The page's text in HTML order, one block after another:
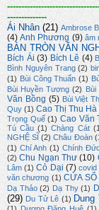
--------------
Ái Nhân (21) Ambrose
(4) Anh Phương (9) âm
BÀN TRÒN VĂN
Bích Ái (3) Bích Lê (4)
Bình Nguyên Trang (2)
(1) Bùi Công Thuấn (1)
Bùi Huyền Tương (2)
Văn Bồng (5) Bùi Việt
Quy (1) Cao Thị Thu Hà
Trọng Quế (1) Cao Văn
Tú Cầu (1) Chàng Cát
NGHỆ SĨ (2) Châu Đoàn
(1) Chí Anh (1) Chính
(2) Chu Ngạn Thư (10)
Lâm (1) Cỏ Dại (7) covid
văn chương (1) CỬA SỔ
Dạ Thảo (2) Dạ Thy (1)
(29) Du Tử Lê (1) Dung